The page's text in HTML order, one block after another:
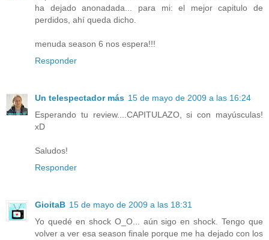
ha dejado anonadada... para mi: el mejor capitulo de
perdidos, ahí queda dicho.
menuda season 6 nos espera!!!
Responder
Un telespectador más 15 de mayo de 2009 a las 16:24
Esperando tu review....CAPITULAZO, si con mayúsculas!
xD
Saludos!
Responder
GioitaB 15 de mayo de 2009 a las 18:31
Yo quedé en shock O_O... aún sigo en shock. Tengo que
volver a ver esa season finale porque me ha dejado con los